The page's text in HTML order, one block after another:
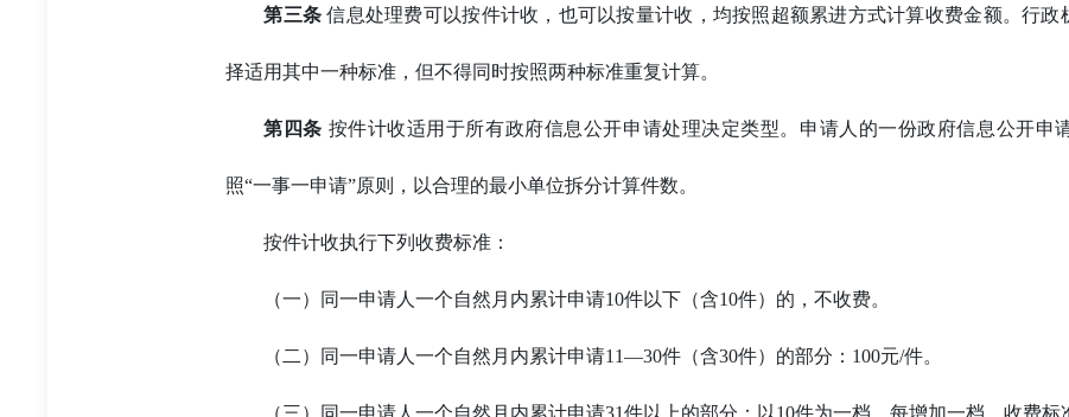
第三条 信息处理费可以按件计收，也可以按量计收，均按照超额累进方式计算收费金额。行
择适用其中一种标准，但不得同时按照两种标准重复计算。
第四条 按件计收适用于所有政府信息公开申请处理决定类型。申请人的一份政府信息公开申
照“一事一申请”原则，以合理的最小单位拆分计算件数。
按件计收执行下列收费标准：
（一）同一申请人一个自然月内累计申请10件以下（含10件）的，不收费。
（二）同一申请人一个自然月内累计申请11—30件（含30件）的部分：100元/件。
（三）同一申请人一个自然月内累计申请31件以上的部分：以10件为一档，每增加一档，收费标